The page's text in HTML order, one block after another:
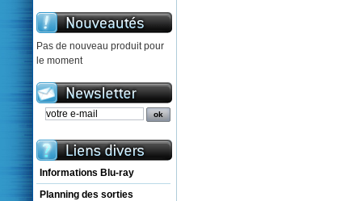
Pas de nouveau produit pour
le moment
Informations Blu-ray
Planning des sorties